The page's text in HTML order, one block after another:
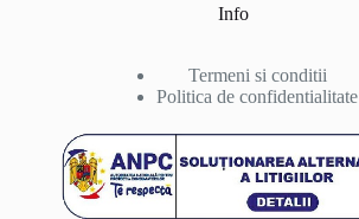
Info
Termeni si conditii
Politica de confidentialitate